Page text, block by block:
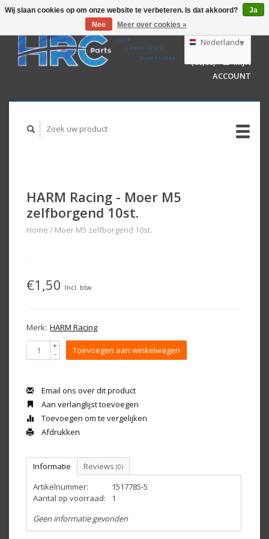
GBP
AUD
Nederlands
Deutsch
English
WINKELWAGEN
(€0,00)
MIJN
ACCOUNT
HARM Racing - Moer M5
zelfborgend 10st.
Home / Moer M5 zelfborgend 10st.
€1,50 Incl. btw
Merk: HARM Racing
+
- Toevoegen aan winkelwagen
Email ons over dit product
Aan verlanglijst toevoegen
Toevoegen om te vergelijken
Afdrukken
Informatie Reviews (0)
Artikelnummer:
1517785-5
Aantal op voorraad:
1
Geen informatie gevonden
Wij slaan cookies op om onze website te verbeteren. Is dat akkoord?
Ja
Nee
Meer over cookies »